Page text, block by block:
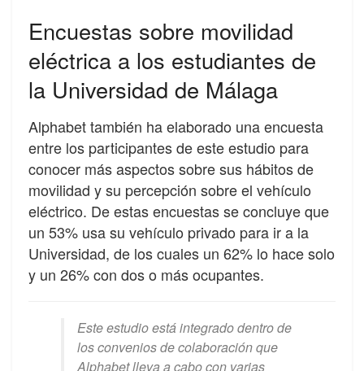
Encuestas sobre movilidad
eléctrica a los estudiantes de
la Universidad de Málaga
Alphabet también ha elaborado una encuesta
entre los participantes de este estudio para
conocer más aspectos sobre sus hábitos de
movilidad y su percepción sobre el vehículo
eléctrico. De estas encuestas se concluye que
un 53% usa su vehículo privado para ir a la
Universidad, de los cuales un 62% lo hace solo
y un 26% con dos o más ocupantes.
Este estudio está integrado dentro de
los convenios de colaboración que
Alphabet lleva a cabo con varias